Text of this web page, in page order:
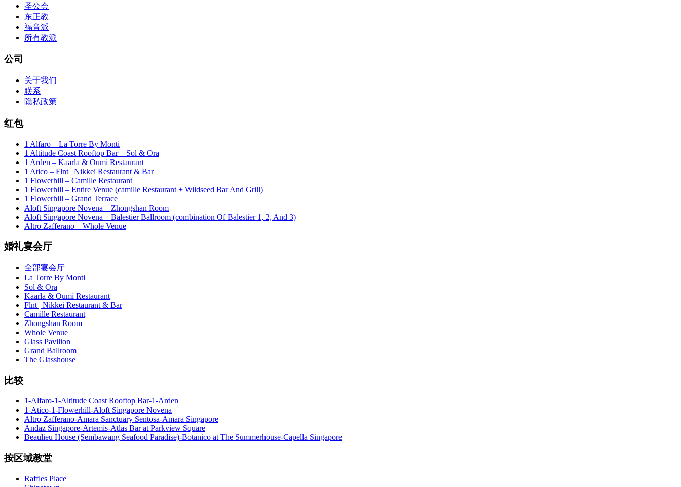
圣公会
东正教
福音派
所有教派
公司
关于我们
联系
隐私政策
红包
1 Alfaro – La Torre By Monti
1 Altitude Coast Rooftop Bar – Sol & Ora
1 Arden – Kaarla & Oumi Restaurant
1 Atico – Flnt | Nikkei Restaurant & Bar
1 Flowerhill – Camille Restaurant
1 Flowerhill – Entire Venue (camille Restaurant + Wildseed Bar And Grill)
1 Flowerhill – Grand Terrace
Aloft Singapore Novena – Zhongshan Room
Aloft Singapore Novena – Balestier Ballroom (combination Of Balestier 1, 2, And 3)
Altro Zafferano – Whole Venue
婚礼宴会厅
全部宴会厅
La Torre By Monti
Sol & Ora
Kaarla & Oumi Restaurant
Flnt | Nikkei Restaurant & Bar
Camille Restaurant
Zhongshan Room
Whole Venue
Glass Pavilion
Grand Ballroom
The Glasshouse
比较
1-Alfaro-1-Altitude Coast Rooftop Bar-1-Arden
1-Atico-1-Flowerhill-Aloft Singapore Novena
Altro Zafferano-Amara Sanctuary Sentosa-Amara Singapore
Andaz Singapore-Artemis-Atlas Bar at Parkview Square
Beaulieu House (Sembawang Seafood Paradise)-Botanico at The Summerhouse-Capella Singapore
按区域教堂
Raffles Place